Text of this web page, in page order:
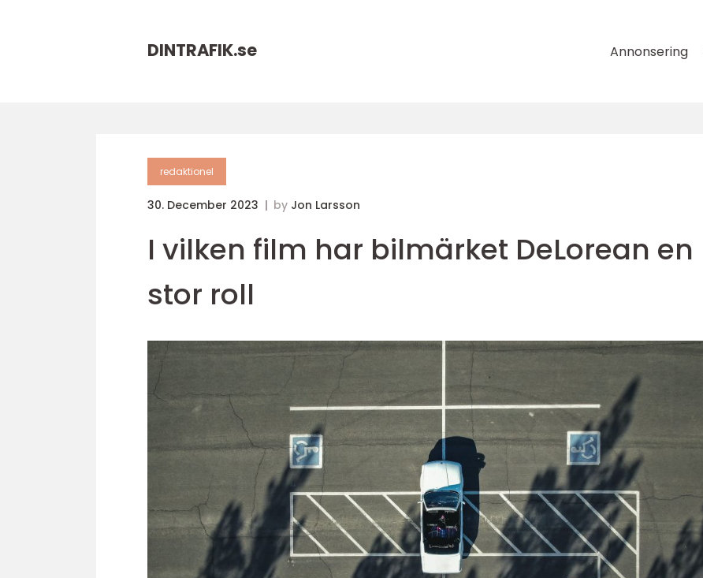
DINTRAFIK.se Annonsering
redaktionel
30. December 2023 by Jon Larsson
I vilken film har bilmärket DeLorean en
stor roll